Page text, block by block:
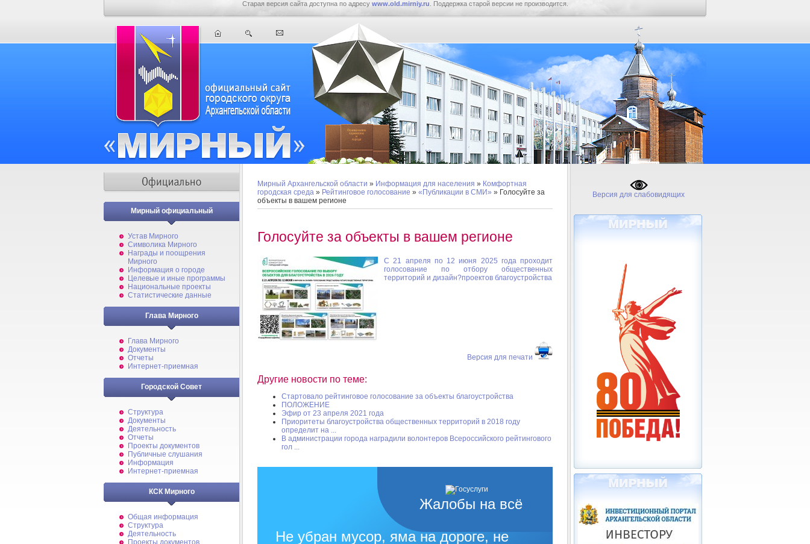
Старая версия сайта доступна по адресу www.old.mirniy.ru . Поддержка старой версии не производится.
Мирный официальный
Устав Мирного
Символика Мирного
Награды и поощрения
Мирного
Информация о городе
Целевые и иные программы
Национальные проекты
Статистические данные
Глава Мирного
Глава Мирного
Документы
Отчеты
Интернет-приемная
Городской Совет
Структура
Документы
Деятельность
Отчеты
Проекты документов
Публичные слушания
Информация
Интернет-приемная
КСК Мирного
Общая информация
Структура
Деятельность
Проекты документов
Мирный Архангельской области » Информация для населения » Комфортная
городская среда » Рейтинговое голосование » «Публикации в СМИ» » Голосуйте за
объекты в вашем регионе
Голосуйте за объекты в вашем регионе
С 21 апреля по 12 июня 2025 года проходит
голосование по отбору общественных
территорий и дизайн?проектов благоустройства
Версия для печати
Другие новости по теме:
Стартовало рейтинговое голосование за объекты благоустройства
ПОЛОЖЕНИЕ
Эфир от 23 апреля 2021 года
Приоритеты благоустройства общественных территорий в 2018 году
определит на ...
В администрации города наградили волонтеров Всероссийского рейтингового
гол ...
Жалобы на всё
Не убран мусор, яма на дороге, не
Версия для слабовидящих